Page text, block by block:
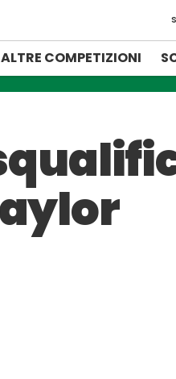
ALTRE COMPETIZIONI